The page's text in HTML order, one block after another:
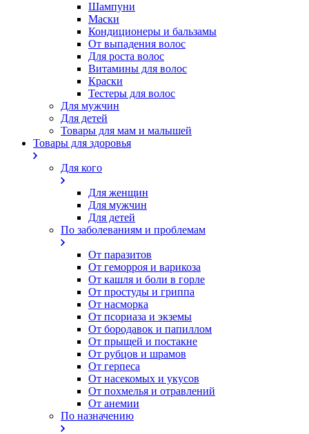
Шампуни
Маски
Кондиционеры и бальзамы
От выпадения волос
Для роста волос
Витамины для волос
Краски
Тестеры для волос
Для мужчин
Для детей
Товары для мам и малышей
Товары для здоровья
Для кого
Для женщин
Для мужчин
Для детей
По заболеваниям и проблемам
От паразитов
Oт геморроя и варикоза
От кашля и боли в горле
От простуды и гриппа
От насморка
Oт псориаза и экземы
От бородавок и папиллом
От прыщей и постакне
От рубцов и шрамов
От герпеса
От насекомых и укусов
От похмелья и отравлений
От анемии
По назначению